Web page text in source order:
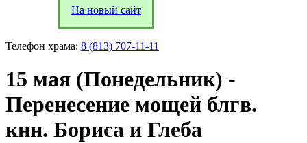
На новый сайт
Телефон храма: 8 (813) 707-11-11
15 мая (Понедельник) -
Перенесение мощей блгв.
кнн. Бориса и Глеба